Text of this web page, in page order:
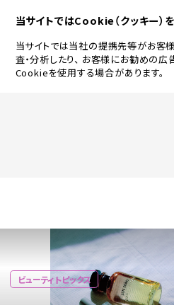
当サイトではCookie（クッキー）
当サイトでは当社の提携先等がお客
査・分析したり、 お客様にお勧めの広
Cookieを使用する場合があります。
JEWELRY & WATCH
LIFESTYLE
ビューティトピックス